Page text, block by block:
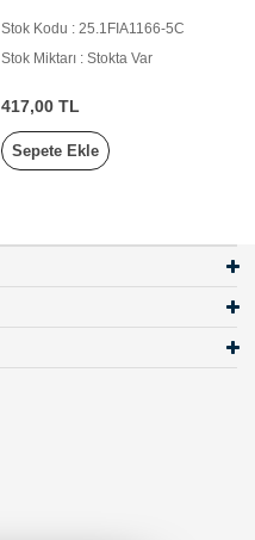
Stok Kodu : 25.1FIA1166-5C
Stok Miktarı : Stokta Var
417,00 TL
Sepete Ekle